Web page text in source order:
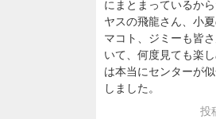
にまとまっているか
ヤスの飛龍さん、小
マコト、ジミーも皆
いて、何度見ても楽
は本当にセンターが
しました。
投